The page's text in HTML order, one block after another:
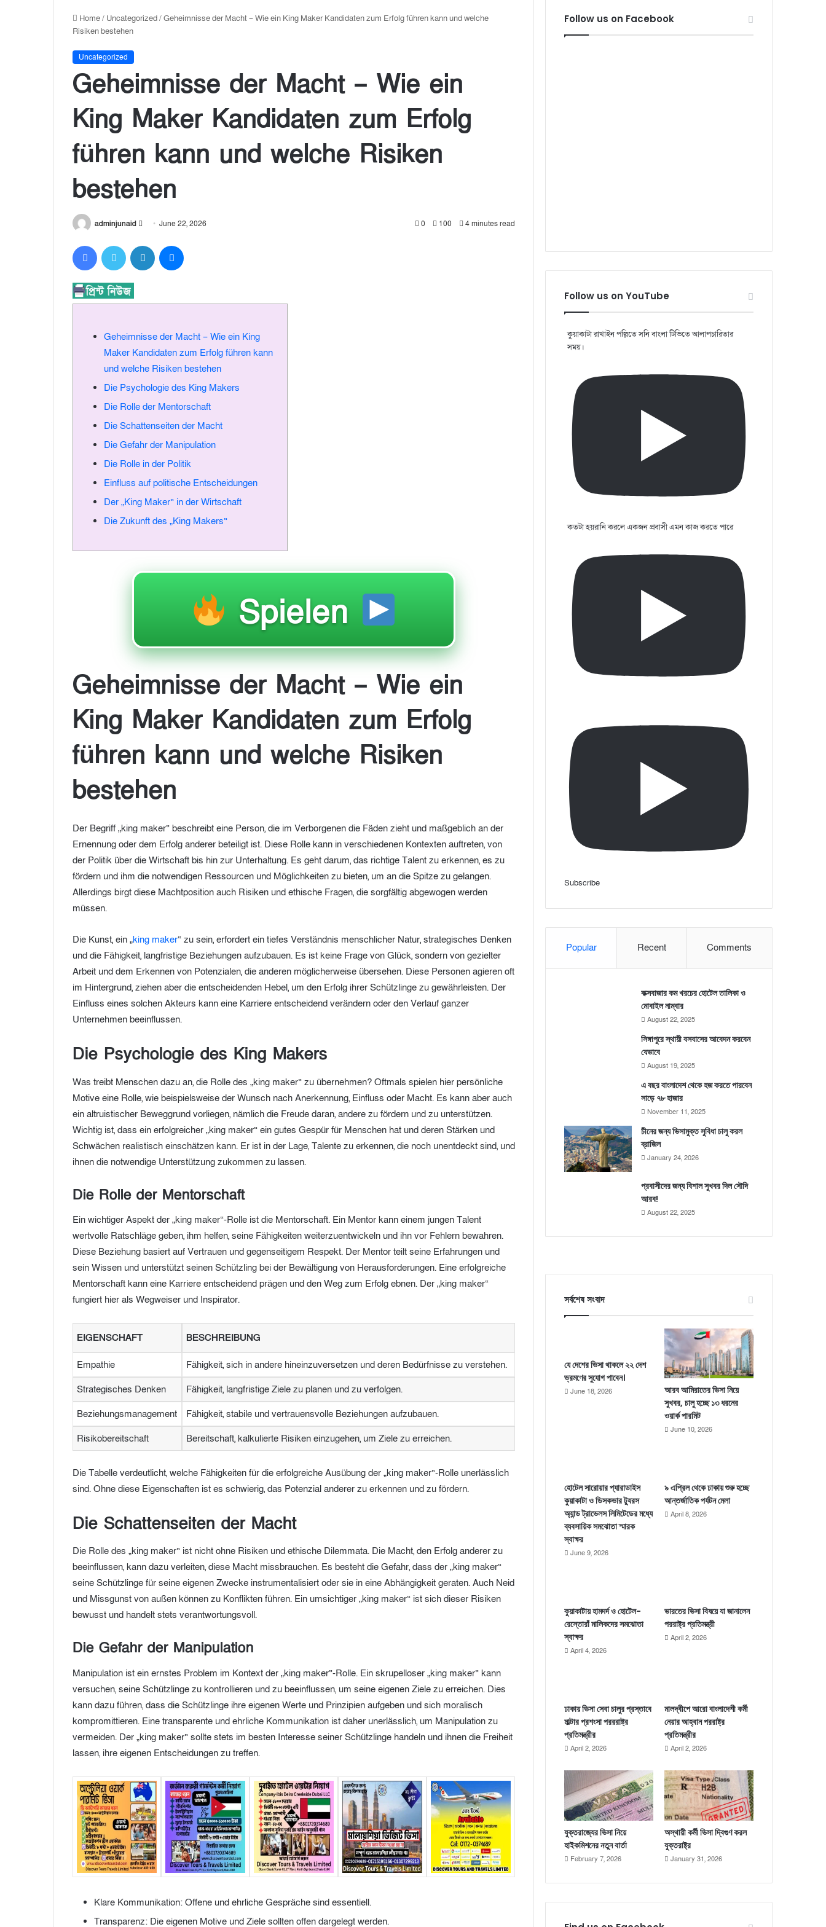
Home/ Uncategorized/Geheimnisse der Macht – Wie ein King Maker Kandidaten zum Erfolg führen kann und welche
Risiken bestehen
Uncategorized
Geheimnisse der Macht – Wie ein
King Maker Kandidaten zum Erfolg
führen kann und welche Risiken
bestehen
adminjunaid
n
d
a
i
l
June 22, 2026 0 100 4 minutes read
Geheimnisse der Macht – Wie ein King
Maker Kandidaten zum Erfolg führen kann
und welche Risiken bestehen
Die Psychologie des King Makers
Die Rolle der Mentorschaft
Die Schattenseiten der Macht
Die Gefahr der Manipulation
Die Rolle in der Politik
Einfluss auf politische Entscheidungen
Der „King Maker“ in der Wirtschaft
Die Zukunft des „King Makers“
Spielen
Geheimnisse der Macht – Wie ein
King Maker Kandidaten zum Erfolg
führen kann und welche Risiken
bestehen
Der Begriff „king maker“ beschreibt eine Person, die im Verborgenen die Fäden zieht und maßgeblich an der
Ernennung oder dem Erfolg anderer beteiligt ist. Diese Rolle kann in verschiedenen Kontexten auftreten, von
der Politik über die Wirtschaft bis hin zur Unterhaltung. Es geht darum, das richtige Talent zu erkennen, es zu
fördern und ihm die notwendigen Ressourcen und Möglichkeiten zu bieten, um an die Spitze zu gelangen.
Allerdings birgt diese Machtposition auch Risiken und ethische Fragen, die sorgfältig abgewogen werden
müssen.
Die Kunst, ein „king maker“ zu sein, erfordert ein tiefes Verständnis menschlicher Natur, strategisches Denken
und die Fähigkeit, langfristige Beziehungen aufzubauen. Es ist keine Frage von Glück, sondern von gezielter
Arbeit und dem Erkennen von Potenzialen, die anderen möglicherweise übersehen. Diese Personen agieren oft
im Hintergrund, ziehen aber die entscheidenden Hebel, um den Erfolg ihrer Schützlinge zu gewährleisten. Der
Einfluss eines solchen Akteurs kann eine Karriere entscheidend verändern oder den Verlauf ganzer
Unternehmen beeinflussen.
Die Psychologie des King Makers
Was treibt Menschen dazu an, die Rolle des „king maker“ zu übernehmen? Oftmals spielen hier persönliche
Motive eine Rolle, wie beispielsweise der Wunsch nach Anerkennung, Einfluss oder Macht. Es kann aber auch
ein altruistischer Beweggrund vorliegen, nämlich die Freude daran, andere zu fördern und zu unterstützen.
Wichtig ist, dass ein erfolgreicher „king maker“ ein gutes Gespür für Menschen hat und deren Stärken und
Schwächen realistisch einschätzen kann. Er ist in der Lage, Talente zu erkennen, die noch unentdeckt sind, und
ihnen die notwendige Unterstützung zukommen zu lassen.
Die Rolle der Mentorschaft
Ein wichtiger Aspekt der „king maker“-Rolle ist die Mentorschaft. Ein Mentor kann einem jungen Talent
wertvolle Ratschläge geben, ihm helfen, seine Fähigkeiten weiterzuentwickeln und ihn vor Fehlern bewahren.
Diese Beziehung basiert auf Vertrauen und gegenseitigem Respekt. Der Mentor teilt seine Erfahrungen und
sein Wissen und unterstützt seinen Schützling bei der Bewältigung von Herausforderungen. Eine erfolgreiche
Mentorschaft kann eine Karriere entscheidend prägen und den Weg zum Erfolg ebnen. Der „king maker“
fungiert hier als Wegweiser und Inspirator.
EIGENSCHAFT BESCHREIBUNG
Empathie
Fähigkeit, sich in andere hineinzuversetzen und deren Bedürfnisse zu verstehen.
Strategisches Denken
Fähigkeit, langfristige Ziele zu planen und zu verfolgen.
Beziehungsmanagement
Fähigkeit, stabile und vertrauensvolle Beziehungen aufzubauen.
Risikobereitschaft
Bereitschaft, kalkulierte Risiken einzugehen, um Ziele zu erreichen.
Die Tabelle verdeutlicht, welche Fähigkeiten für die erfolgreiche Ausübung der „king maker“-Rolle unerlässlich
sind. Ohne diese Eigenschaften ist es schwierig, das Potenzial anderer zu erkennen und zu fördern.
Die Schattenseiten der Macht
Die Rolle des „king maker“ ist nicht ohne Risiken und ethische Dilemmata. Die Macht, den Erfolg anderer zu
beeinflussen, kann dazu verleiten, diese Macht missbrauchen. Es besteht die Gefahr, dass der „king maker“
seine Schützlinge für seine eigenen Zwecke instrumentalisiert oder sie in eine Abhängigkeit geraten. Auch Neid
und Missgunst von außen können zu Konflikten führen. Ein umsichtiger „king maker“ ist sich dieser Risiken
bewusst und handelt stets verantwortungsvoll.
Die Gefahr der Manipulation
Manipulation ist ein ernstes Problem im Kontext der „king maker“-Rolle. Ein skrupelloser „king maker“ kann
versuchen, seine Schützlinge zu kontrollieren und zu beeinflussen, um seine eigenen Ziele zu erreichen. Dies
kann dazu führen, dass die Schützlinge ihre eigenen Werte und Prinzipien aufgeben und sich moralisch
kompromittieren. Eine transparente und ehrliche Kommunikation ist daher unerlässlich, um Manipulation zu
vermeiden. Der „king maker“ sollte stets im besten Interesse seiner Schützlinge handeln und ihnen die Freiheit
lassen, ihre eigenen Entscheidungen zu treffen.
Klare Kommunikation: Offene und ehrliche Gespräche sind essentiell.
Transparenz: Die eigenen Motive und Ziele sollten offen dargelegt werden.
Follow us on Facebook
Follow us on YouTube
কুয়াকাটা রাখাইন পল্লিতে সনি বাংলা টিভিতে আলাপচারিতার
সময়।
কতটা হয়রানি করলে একজন প্রবাসী এমন কাজ করতে পারে
Subscribe
Popular Recent Comments
কক্সবাজার কম খরচের হোটেল তালিকা ও
মোবাইল নাম্বার
August 22, 2025
সিঙ্গাপুরে স্থায়ী বসবাসের আবেদন করবেন
যেভাবে
August 19, 2025
এ বছর বাংলাদেশ থেকে হজ করতে পারবেন
সাড়ে ৭৮ হাজার
November 11, 2025
চীনের জন্য ভিসামুক্ত সুবিধা চালু করল
ব্রাজিল
January 24, 2026
প্রবাসীদের জন্য বিশাল সুখবর দিল সৌদি
আরব!
August 22, 2025
সর্বশেষ সংবাদ
যে দেশের ভিসা থাকলে ২২ দেশ
ভ্রমণের সুযোগ পাবেন।
June 18, 2026
আরব আমিরাতের ভিসা নিয়ে
সুখবর, চালু হচ্ছে ১৩ ধরনের
ওয়ার্ক পারমিট
June 10, 2026
হোটেল সারোয়ার প্যারাডাইস
কুয়াকাটা ও ডিসকভার ট্যুরস
অ্যান্ড ট্রাভেলস লিমিটেডের মধ্যে
ব্যবসায়িক সমঝোতা স্মারক
স্বাক্ষর
June 9, 2026
৯ এপ্রিল থেকে ঢাকায় শুরু হচ্ছে
আন্তর্জাতিক পর্যটন মেলা
April 8, 2026
কুয়াকাটায় হামদর্দ ও হোটেল-
রেস্তোরাঁ মালিকদের সমঝোতা
স্বাক্ষর
April 4, 2026
ভারতের ভিসা বিষয়ে যা জানালেন
পররাষ্ট্র প্রতিমন্ত্রী
April 2, 2026
ঢাকায় ভিসা সেবা চালুর প্রস্তাবে
মাল্টার প্রশংসা পরররাষ্ট্র
প্রতিমন্ত্রীর
April 2, 2026
মালদ্বীপে আরো বাংলাদেশী কর্মী
নেয়ার আহ্বান পররাষ্ট্র
প্রতিমন্ত্রীর
April 2, 2026
যুক্তরাজ্যের ভিসা নিয়ে
হাইকমিশনের নতুন বার্তা
February 7, 2026
অস্থায়ী কর্মী ভিসা দ্বিগুণ করল
যুক্তরাষ্ট্র
January 31, 2026